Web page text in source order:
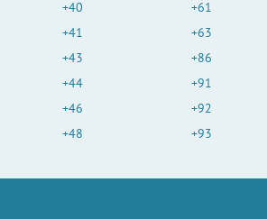
+40
+41
+43
+44
+46
+48
+61
+63
+86
+91
+92
+93